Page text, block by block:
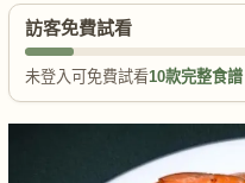
訪客免費試看
未登入可免費試看10款完整食譜